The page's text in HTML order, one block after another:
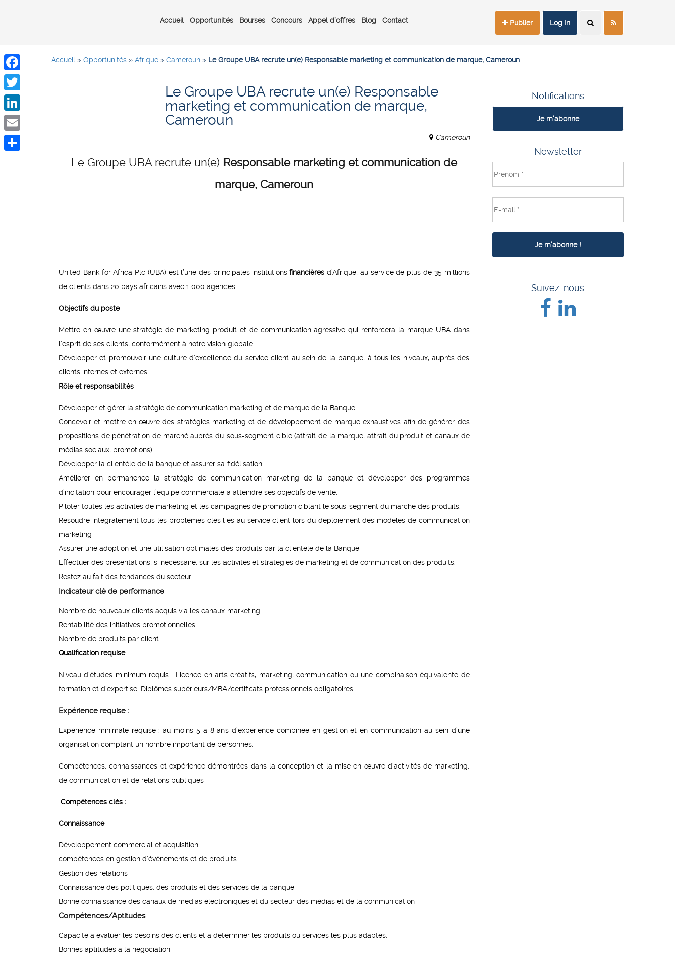
Accueil Opportunités Bourses Concours Appel d’offres Blog Contact Publier Log In
Accueil » Opportunités » Afrique » Cameroun » Le Groupe UBA recrute un(e) Responsable marketing et communication de marque, Cameroun
Le Groupe UBA recrute un(e) Responsable
marketing et communication de marque,
Cameroun
Cameroun
Le Groupe UBA recrute un(e) Responsable marketing et communication de
marque, Cameroun
United Bank for Africa Plc (UBA) est l’une des principales institutionsfinancières d’Afrique, au service de plus de 35 millions
de clients dans 20 pays africains avec 1 000 agences.
Objectifs du poste
Mettre en œuvre une stratégie de marketing produit et de communication agressive qui renforcera la marque UBA dans
l’esprit de ses clients, conformément à notre vision globale.
Développer et promouvoir une culture d’excellence du service client au sein de la banque, à tous les niveaux, auprès des
clients internes et externes.
Rôle et responsabilités
Développer et gérer la stratégie de communication marketing et de marque de la Banque
Concevoir et mettre en œuvre des stratégies marketing et de développement de marque exhaustives afin de générer des
propositions de pénétration de marché auprès du sous-segment cible (attrait de la marque, attrait du produit et canaux de
médias sociaux, promotions).
Développer la clientèle de la banque et assurer sa fidélisation.
Améliorer en permanence la stratégie de communication marketing de la banque et développer des programmes
d’incitation pour encourager l’équipe commerciale à atteindre ses objectifs de vente.
Piloter toutes les activités de marketing et les campagnes de promotion ciblant le sous-segment du marché des produits.
Résoudre intégralement tous les problèmes clés liés au service client lors du déploiement des modèles de communication
marketing
Assurer une adoption et une utilisation optimales des produits par la clientèle de la Banque
Effectuer des présentations, si nécessaire, sur les activités et stratégies de marketing et de communication des produits.
Restez au fait des tendances du secteur.
Indicateur clé de performance
Nombre de nouveaux clients acquis via les canaux marketing.
Rentabilité des initiatives promotionnelles
Nombre de produits par client
Qualification requise:
Niveau d’études minimum requis : Licence en arts créatifs, marketing, communication ou une combinaison équivalente de
formation et d’expertise. Diplômes supérieurs/MBA/certificats professionnels obligatoires.
Expérience requise :
Expérience minimale requise : au moins 5 à 8 ans d’expérience combinée en gestion et en communication au sein d’une
organisation comptant un nombre important de personnes.
Compétences, connaissances et expérience démontrées dans la conception et la mise en œuvre d’activités de marketing,
de communication et de relations publiques
Compétences clés :
Connaissance
Développement commercial et acquisition
compétences en gestion d’événements et de produits
Gestion des relations
Connaissance des politiques, des produits et des services de la banque
Bonne connaissance des canaux de médias électroniques et du secteur des médias et de la communication
Compétences/Aptitudes
Capacité à évaluer les besoins des clients et à déterminer les produits ou services les plus adaptés.
Bonnes aptitudes à la négociation
Notifications
Je m'abonne
Newsletter
Suivez-nous
Facebook
Twitter
LinkedIn
Email